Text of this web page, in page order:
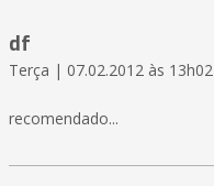
df
Terça | 07.02.2012 às 13h02
recomendado...